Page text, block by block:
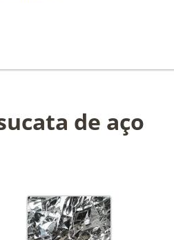
de aço